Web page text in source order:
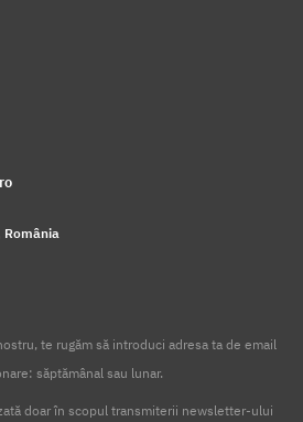
România
te rugăm să introduci adresa ta de email
săptămânal sau lunar.
doar în scopul transmiterii newsletter-ului